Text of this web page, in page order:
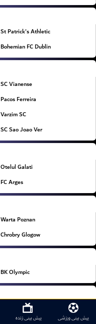
St Patrick's Athletic
Bohemian FC Dublin
SC Vianense
Pacos Ferreira
Varzim SC
SC Sao Joao Ver
Otelul Galati
FC Arges
Warta Poznan
Chrobry Glogow
BK Olympic
Sandvikens IF
پیش بینی ورزشی پیش بینی زنده